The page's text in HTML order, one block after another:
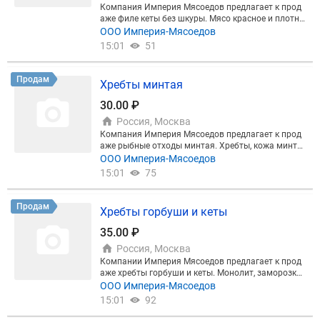
Компания Империя Мясоедов предлагает к прод
аже филе кеты без шкуры. Мясо красное и плотно
е. Заморозка, вес коробки 11 кг. Отгрузка от 10 то
нн. Цена 395 руб/кг. Безнал, НДС, Меркурий. Само
ой компанией
ООО Империя-Мясоедов
15:01
51
Продам
Хребты минтая
30.00 ₽
Россия, Москва
Компания Империя Мясоедов предлагает к прод
аже рыбные отходы минтая. Хребты, кожа минта
я. Заморозка. Хребты вес блока 17 кг, кожа вес бл
ока 20 кг. Продажа под накопление от 5 тонн. Пр
ебты 30 руб/кг, кожа 15 руб/кг. Предоплата, безна
ской обл. или доставка транспортной компанией.
ООО Империя-Мясоедов
15:01
75
Продам
Хребты горбуши и кеты
35.00 ₽
Россия, Москва
Компании Империя Мясоедов предлагает к прод
аже хребты горбуши и кеты. Монолит, заморозка,
блоки. От 20 тонн. Цена 35₽/кг. Самовывоз с Екат
еринбурга или доставка транспортной компание
ООО Империя-Мясоедов
15:01
92